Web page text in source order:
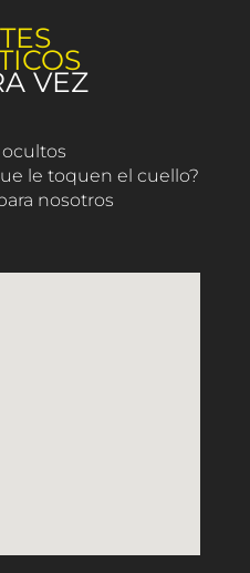
VEZ
ocultos
le toquen el cuello?
nosotros